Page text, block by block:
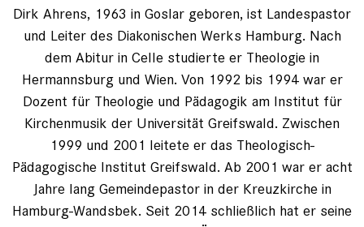
Dirk Ahrens, 1963 in Goslar geboren, ist Landespastor
und Leiter des Diakonischen Werks Hamburg. Nach
dem Abitur in Celle studierte er Theologie in
Hermannsburg und Wien. Von 1992 bis 1994 war er
Dozent für Theologie und Pädagogik am Institut für
Kirchenmusik der Universität Greifswald. Zwischen
1999 und 2001 leitete er das Theologisch-
Pädagogische Institut Greifswald. Ab 2001 war er acht
Jahre lang Gemeindepastor in der Kreuzkirche in
Hamburg-Wandsbek. Seit 2014 schließlich hat er seine